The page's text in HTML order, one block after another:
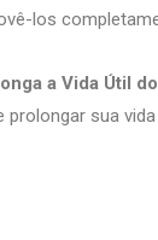
los
a Vida Útil
prolongar sua